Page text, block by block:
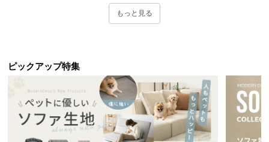
もっと見る
ピックアップ特集